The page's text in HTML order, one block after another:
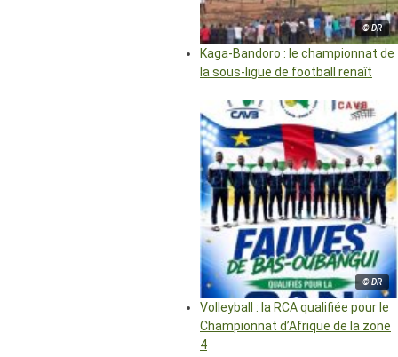
© DR
Kaga-Bandoro : le championnat de
la sous-ligue de football renaît
© DR
Volleyball : la RCA qualifiée pour le
Championnat d’Afrique de la zone
4